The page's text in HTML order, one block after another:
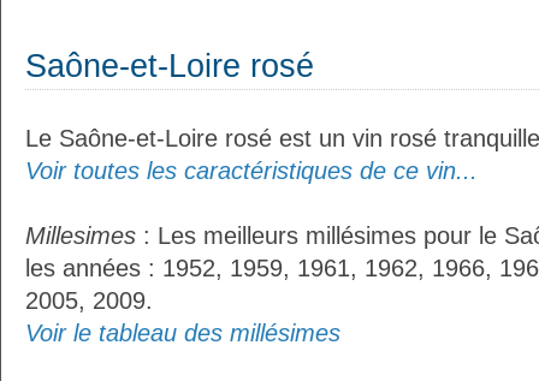
Saône-et-Loire rosé
Le Saône-et-Loire rosé est un vin rosé
Voir toutes les caractéristiques de ce vin...
Millesimes : Les meilleurs millésimes pour le
les années : 1952, 1959, 1961, 1962, 1966,
2005, 2009.
Voir le tableau des millésimes